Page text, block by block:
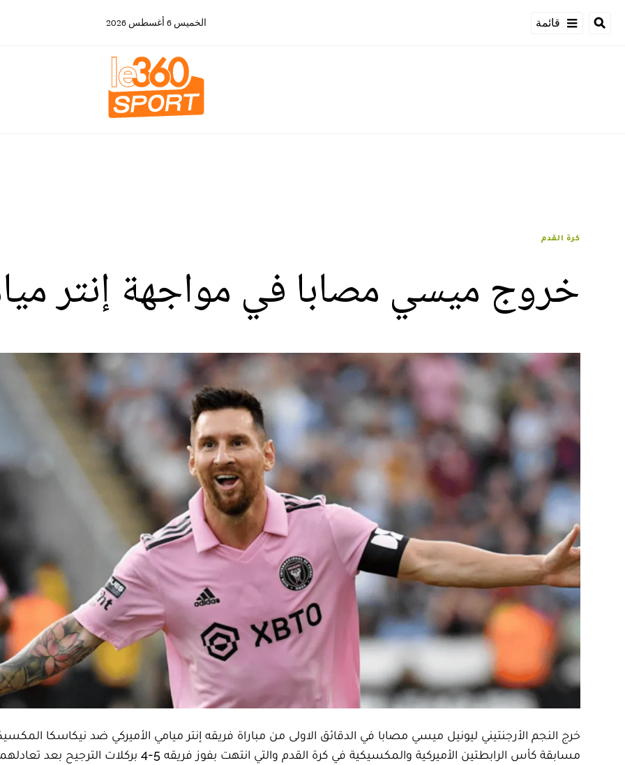
قائمة الخميس 6 أغسطس 2026
كرة القدم
خروج ميسي مصابا في مواجهة إنتر
خرج النجم الأرجنتيني ليونيل ميسي مصابا في الدقائق الاولى من مباراة فريقه إنتر ميامي الأميركي ضد نيكاسكا